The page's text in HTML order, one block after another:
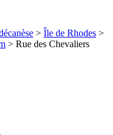
> Île de Rhodes >
> Rue des Chevaliers